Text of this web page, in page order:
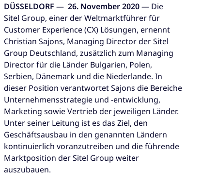
DÜSSELDORF — 26. November 2020 — Die​
Sitel Group, einer der Weltmarktführer für
Customer Experience (CX) Lösungen, ernennt
Christian Sajons, Managing Director der Sitel
Group Deutschland, zusätzlich zum Managing
Director für die Länder Bulgarien, Polen,
Serbien, Dänemark und die Niederlande. In
dieser Position verantwortet Sajons die Bereiche
Unternehmensstrategie und -entwicklung,
Marketing sowie Vertrieb der jeweiligen Länder.
Unter seiner Leitung ist es das Ziel, den
Geschäftsausbau in den genannten Ländern
kontinuierlich voranzutreiben und die führende
Marktposition der Sitel Group weiter
auszubauen.